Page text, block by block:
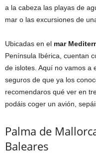
a la cabeza las playas de
mar o las excursiones de
Ubicadas en el mar
Península Ibérica, cuentan
de islotes. Aquí no vamos a
seguros de que ya los
recomendaros qué ver en
podáis coger un avión,
Palma de
Baleares